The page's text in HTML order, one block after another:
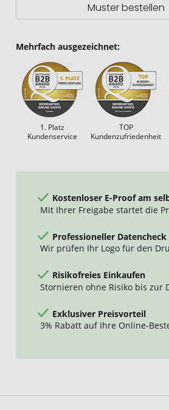
Muster bestellen
Mehrfach ausgezeichnet:
1. Platz
Kundenservice
TOP
Kundenzufriedenheit
Kostenloser E-Proof am
Mit Ihrer Freigabe startet die
Professioneller Datencheck
Wir prüfen Ihr Logo für den
Risikofreies Einkaufen
Stornieren ohne Risiko bis zur
Exklusiver Preisvorteil
3% Rabatt auf Ihre Online-